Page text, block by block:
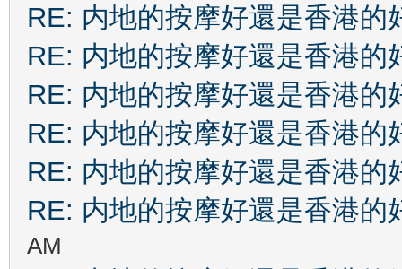
RE: 内地的按摩好還是香港的
RE: 内地的按摩好還是香港的
RE: 内地的按摩好還是香港的
RE: 内地的按摩好還是香港的
RE: 内地的按摩好還是香港的
RE: 内地的按摩好還是香港的
AM